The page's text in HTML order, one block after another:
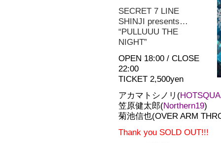
SECRET 7 LINE
SHINJI presents…
“PULLUUU THE
NIGHT”
OPEN 18:00 / CLOSE
22:00
TICKET 2,500yen
アカマトシノリ(
笠原健太郎(Northern19)
菊池信也(OVER ARM
Thank you SOLD OUT!!!